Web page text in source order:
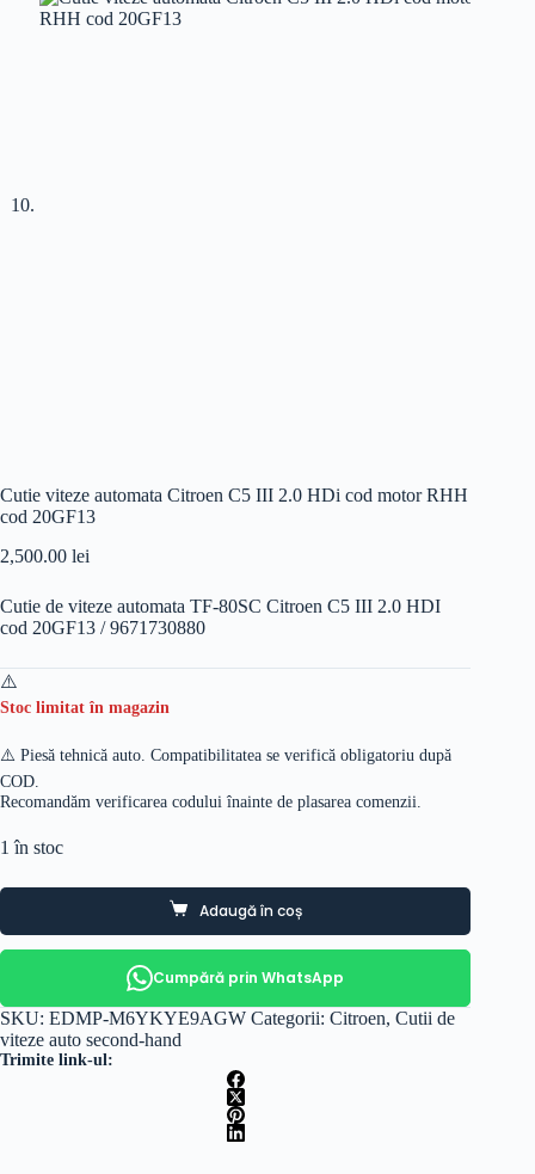
Cutie viteze automata Citroen C5 III 2.0 HDi cod motor RHH
cod 20GF13
2,500.00 lei
Cutie de viteze automata TF-80SC Citroen C5 III 2.0 HDI
cod 20GF13 / 9671730880
Stoc limitat în magazin
⚠️ Piesă tehnică auto. Compatibilitatea se verifică obligatoriu după
COD.
Recomandăm verificarea codului înainte de plasarea comenzii.
1 în stoc
Adaugă în coș
Cumpără prin WhatsApp
SKU: EDMP-M6YKYE9AGW Categorii: Citroen, Cutii de
viteze auto second-hand
Trimite link-ul: